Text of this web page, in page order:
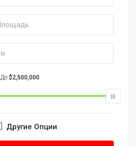
До $2,500,000
Другие Опции